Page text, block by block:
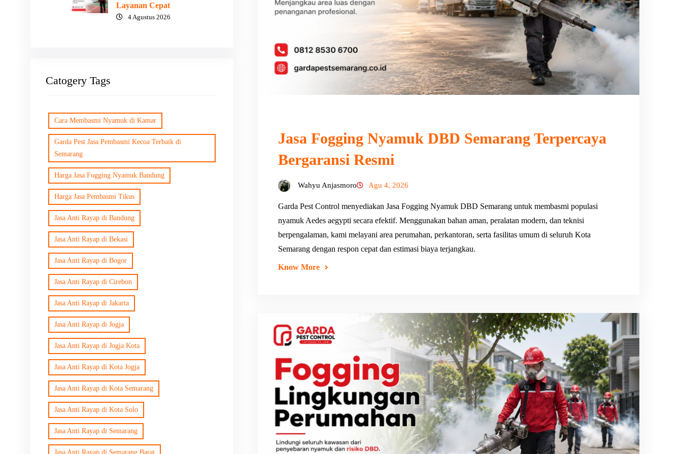
Layanan Cepat
4 Agustus 2026
Catogery Tags
Cara Membasmi Nyamuk di Kamar
Garda Pest Jasa Pembasmi Kecoa Terbaik di
Semarang
Harga Jasa Fogging Nyamuk Bandung
Harga Jasa Pembasmi Tikus
Jasa Anti Rayap di Bandung
Jasa Anti Rayap di Bekasi
Jasa Anti Rayap di Bogor
Jasa Anti Rayap di Cirebon
Jasa Anti Rayap di Jakarta
Jasa Anti Rayap di Jogja
Jasa Anti Rayap di Jogja Kota
Jasa Anti Rayap di Kota Jogja
Jasa Anti Rayap di Kota Semarang
Jasa Anti Rayap di Kota Solo
Jasa Anti Rayap di Semarang
Jasa Anti Rayap di Semarang Barat
Jasa Fogging Nyamuk DBD Semarang Terpercaya
Bergaransi Resmi
Wahyu Anjasmoro Agu 4, 2026
Garda Pest Control menyediakan Jasa Fogging Nyamuk DBD Semarang untuk membasmi populasi
nyamuk Aedes aegypti secara efektif. Menggunakan bahan aman, peralatan modern, dan teknisi
berpengalaman, kami melayani area perumahan, perkantoran, serta fasilitas umum di seluruh Kota
Semarang dengan respon cepat dan estimasi biaya terjangkau.
Know More